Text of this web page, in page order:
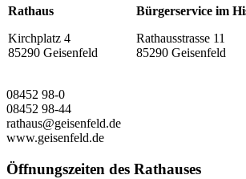
Rathaus
Kirchplatz 4
85290 Geisenfeld
Bürgerservice im
Rathausstrasse 11
85290 Geisenfeld
08452 98-0
08452 98-44
rathaus@geisenfeld.de
www.geisenfeld.de
Öffnungszeiten des Rathauses